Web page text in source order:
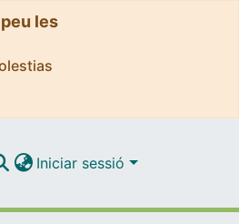
les
Iniciar sessió